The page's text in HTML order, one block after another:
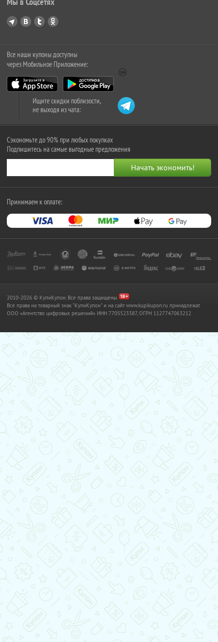
Все наши купоны доступны
через Мобильное Приложение:
Ищите скидки поблизости,
не выходя из чата:
Сэкономьте до 90% при любых покупках
Подпишитесь на самые выгодные предложения
Принимаем к оплате:
2010-2026 © КупиКупон. Все права защищены.
Все права на товарный знак "КупиКупон" и на сайт www.kupikupon.ru принадлежат
OOO «Агентство цифровых решений» ИНН 7705523387, ОГРН 1127747063212